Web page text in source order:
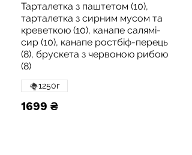
Тарталетка з паштетом (10),
тарталетка з сирним мусом та
креветкою (10), канапе салямі-
сир (10), канапе ростбіф-перець
(8), брускета з червоною рибою
(8)
1699 ₴
1250г